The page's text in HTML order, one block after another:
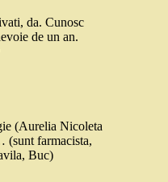
da. Cunosc
de un an.
(Aurelia Nicoleta
(sunt farmacista,
Buc)